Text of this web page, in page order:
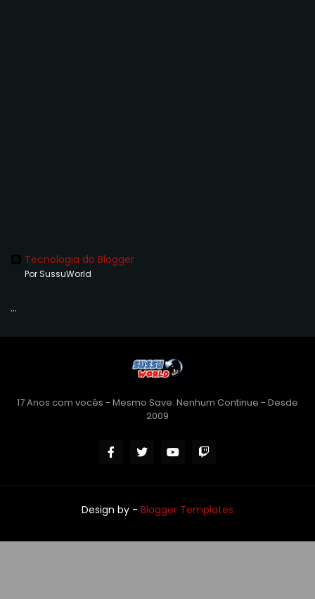
Tecnologia do Blogger
Por SussuWorld
...
17 Anos com vocês - Mesmo Save. Nenhum Continue - Desde
2009
Design by - Blogger Templates